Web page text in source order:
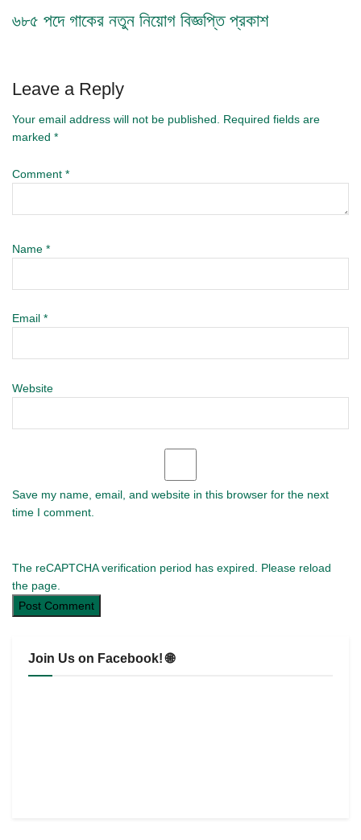
৬৮৫ পদে গাকের নতুন নিয়োগ বিজ্ঞপ্তি প্রকাশ
Leave a Reply
Your email address will not be published.
Required fields are
marked *
Comment *
Name *
Email *
Website
Save my name, email, and website in this browser for the next
time I comment.
The reCAPTCHA verification period has expired. Please reload
the page.
Join Us on Facebook! 🌐